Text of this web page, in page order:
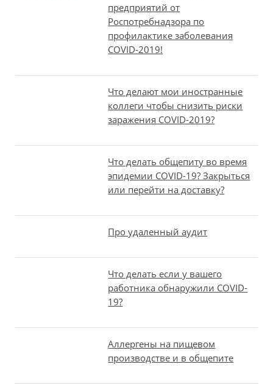
предприятий от
Роспотребнадзора по
профилактике заболевания
COVID-2019!
Что делают мои иностранные
коллеги чтобы снизить риски
заражения COVID-2019?
Что делать общепиту во время
эпидемии COVID-19? Закрыться
или перейти на доставку?
Про удаленный аудит
Что делать если у вашего
работника обнаружили COVID-
19?
Аллергены на пищевом
производстве и в общепите